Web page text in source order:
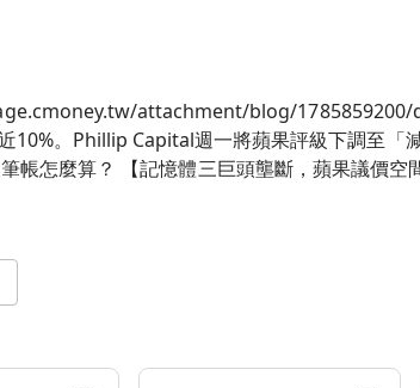
價空間幾乎為零】
果幾乎沒有轉單的空間。分析師Helena Wang
步承壓。觀察重點是下季蘋果iPhone備料量，
換機潮，短期內變現難度比預期高。 【英國加密資料